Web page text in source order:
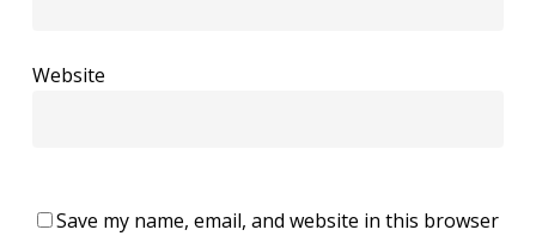
Website
Save my name, email, and website in this browser